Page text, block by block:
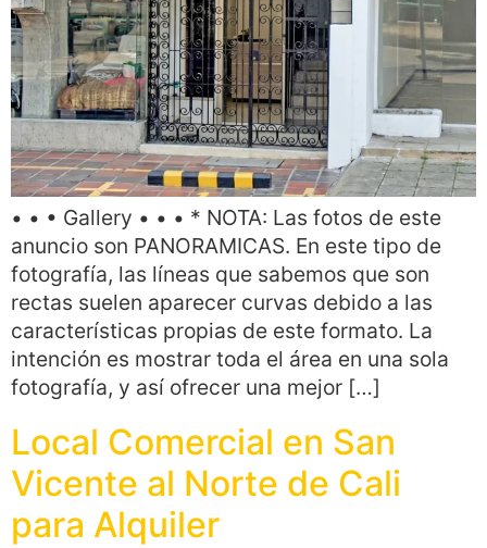
• • • Gallery • • • * NOTA: Las fotos de este
anuncio son PANORAMICAS. En este tipo de
fotografía, las líneas que sabemos que son
rectas suelen aparecer curvas debido a las
características propias de este formato. La
intención es mostrar toda el área en una sola
fotografía, y así ofrecer una mejor […]
Local Comercial en San
Vicente al Norte de Cali
para Alquiler